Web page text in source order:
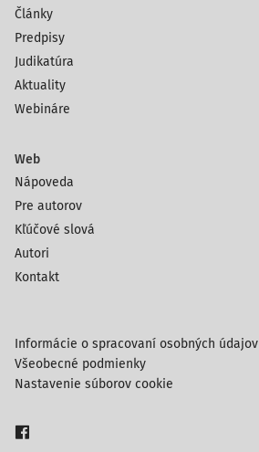
Články
Predpisy
Judikatúra
Aktuality
Webináre
Web
Nápoveda
Pre autorov
Kľúčové slová
Autori
Kontakt
Informácie o spracovaní osobných údajov
Všeobecné podmienky
Nastavenie súborov cookie